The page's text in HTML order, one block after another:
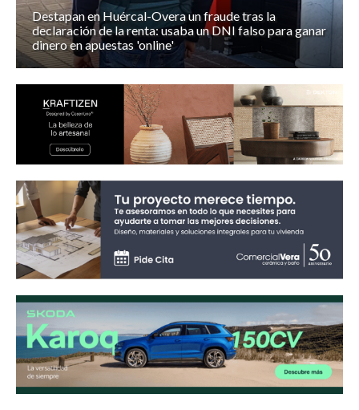
Destapan en Huércal-Overa un fraude tras la
declaración de la renta: usaba un DNI falso para ganar
dinero en apuestas 'online'